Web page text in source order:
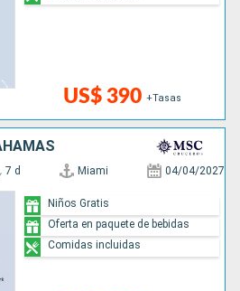
US$ 390 +Tasas
7 d Miami 04/04/2027
Niños Gratis
Oferta en paquete de bebidas
Comidas incluidas